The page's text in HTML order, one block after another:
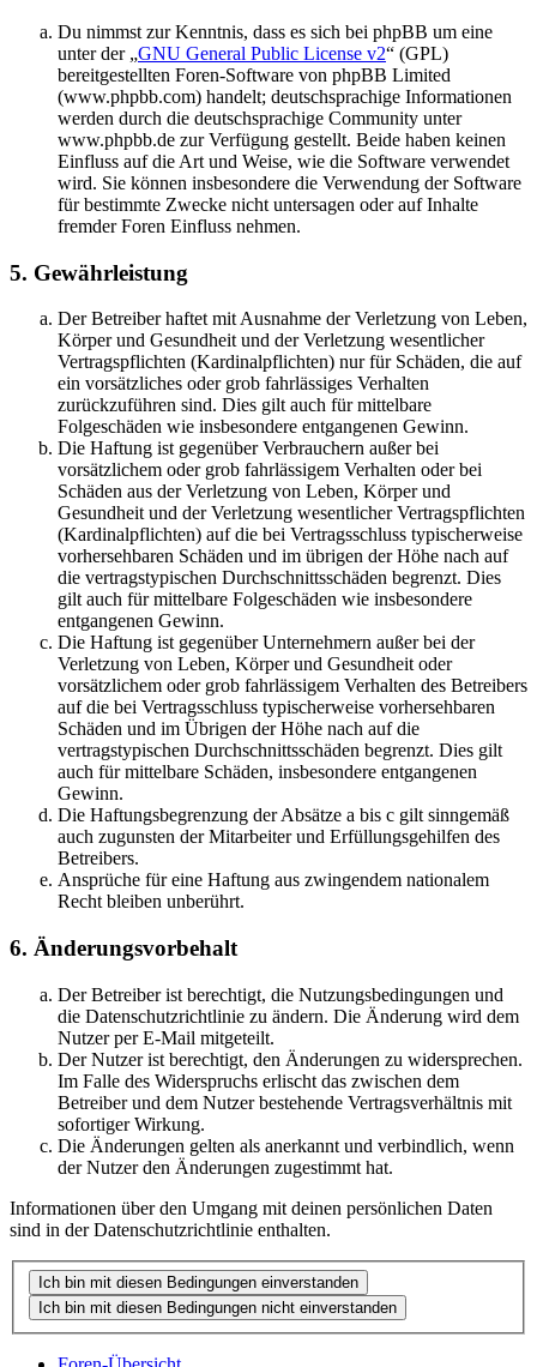
Du nimmst zur Kenntnis, dass es sich bei phpBB um eine
unter der „GNU General Public License v2“ (GPL)
bereitgestellten Foren-Software von phpBB Limited
(www.phpbb.com) handelt; deutschsprachige Informationen
werden durch die deutschsprachige Community unter
www.phpbb.de zur Verfügung gestellt. Beide haben keinen
Einfluss auf die Art und Weise, wie die Software verwendet
wird. Sie können insbesondere die Verwendung der Software
für bestimmte Zwecke nicht untersagen oder auf Inhalte
fremder Foren Einfluss nehmen.
5. Gewährleistung
Der Betreiber haftet mit Ausnahme der Verletzung von Leben,
Körper und Gesundheit und der Verletzung wesentlicher
Vertragspflichten (Kardinalpflichten) nur für Schäden, die auf
ein vorsätzliches oder grob fahrlässiges Verhalten
zurückzuführen sind. Dies gilt auch für mittelbare
Folgeschäden wie insbesondere entgangenen Gewinn.
Die Haftung ist gegenüber Verbrauchern außer bei
vorsätzlichem oder grob fahrlässigem Verhalten oder bei
Schäden aus der Verletzung von Leben, Körper und
Gesundheit und der Verletzung wesentlicher Vertragspflichten
(Kardinalpflichten) auf die bei Vertragsschluss typischerweise
vorhersehbaren Schäden und im übrigen der Höhe nach auf
die vertragstypischen Durchschnittsschäden begrenzt. Dies
gilt auch für mittelbare Folgeschäden wie insbesondere
entgangenen Gewinn.
Die Haftung ist gegenüber Unternehmern außer bei der
Verletzung von Leben, Körper und Gesundheit oder
vorsätzlichem oder grob fahrlässigem Verhalten des Betreibers
auf die bei Vertragsschluss typischerweise vorhersehbaren
Schäden und im Übrigen der Höhe nach auf die
vertragstypischen Durchschnittsschäden begrenzt. Dies gilt
auch für mittelbare Schäden, insbesondere entgangenen
Gewinn.
Die Haftungsbegrenzung der Absätze a bis c gilt sinngemäß
auch zugunsten der Mitarbeiter und Erfüllungsgehilfen des
Betreibers.
Ansprüche für eine Haftung aus zwingendem nationalem
Recht bleiben unberührt.
6. Änderungsvorbehalt
Der Betreiber ist berechtigt, die Nutzungsbedingungen und
die Datenschutzrichtlinie zu ändern. Die Änderung wird dem
Nutzer per E-Mail mitgeteilt.
Der Nutzer ist berechtigt, den Änderungen zu widersprechen.
Im Falle des Widerspruchs erlischt das zwischen dem
Betreiber und dem Nutzer bestehende Vertragsverhältnis mit
sofortiger Wirkung.
Die Änderungen gelten als anerkannt und verbindlich, wenn
der Nutzer den Änderungen zugestimmt hat.
Informationen über den Umgang mit deinen persönlichen Daten
sind in der Datenschutzrichtlinie enthalten.